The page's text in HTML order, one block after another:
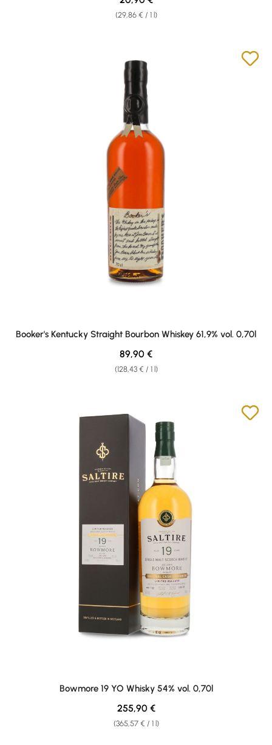
(29,86 € / 1 l)
Booker's Kentucky Straight Bourbon Whiskey 61,9% vol. 0,70l
(128,43 € / 1 l)
Regular price:
89,90 €
Bowmore 19 YO Whisky 54% vol. 0,70l
(365,57 € / 1 l)
Regular price:
255,90 €